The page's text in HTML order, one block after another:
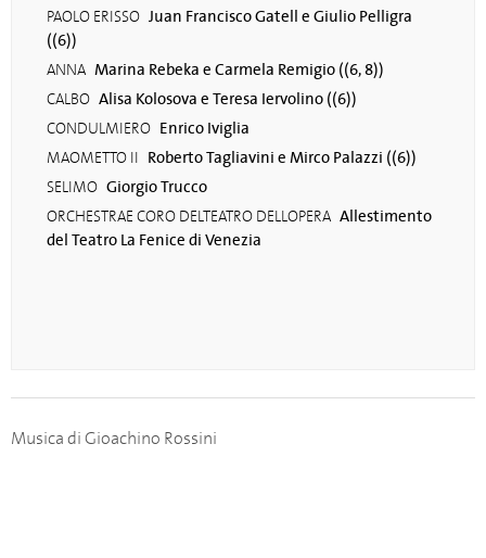
PAOLO ERISSO Juan Francisco Gatell e Giulio Pelligra
((6))
ANNA Marina Rebeka e Carmela Remigio ((6, 8))
CALBO Alisa Kolosova e Teresa Iervolino ((6))
CONDULMIERO Enrico Iviglia
MAOMETTO II Roberto Tagliavini e Mirco Palazzi ((6))
SELIMO Giorgio Trucco
ORCHESTRAE CORO DELTEATRO DELLOPERA Allestimento
del Teatro La Fenice di Venezia
Musica di Gioachino Rossini